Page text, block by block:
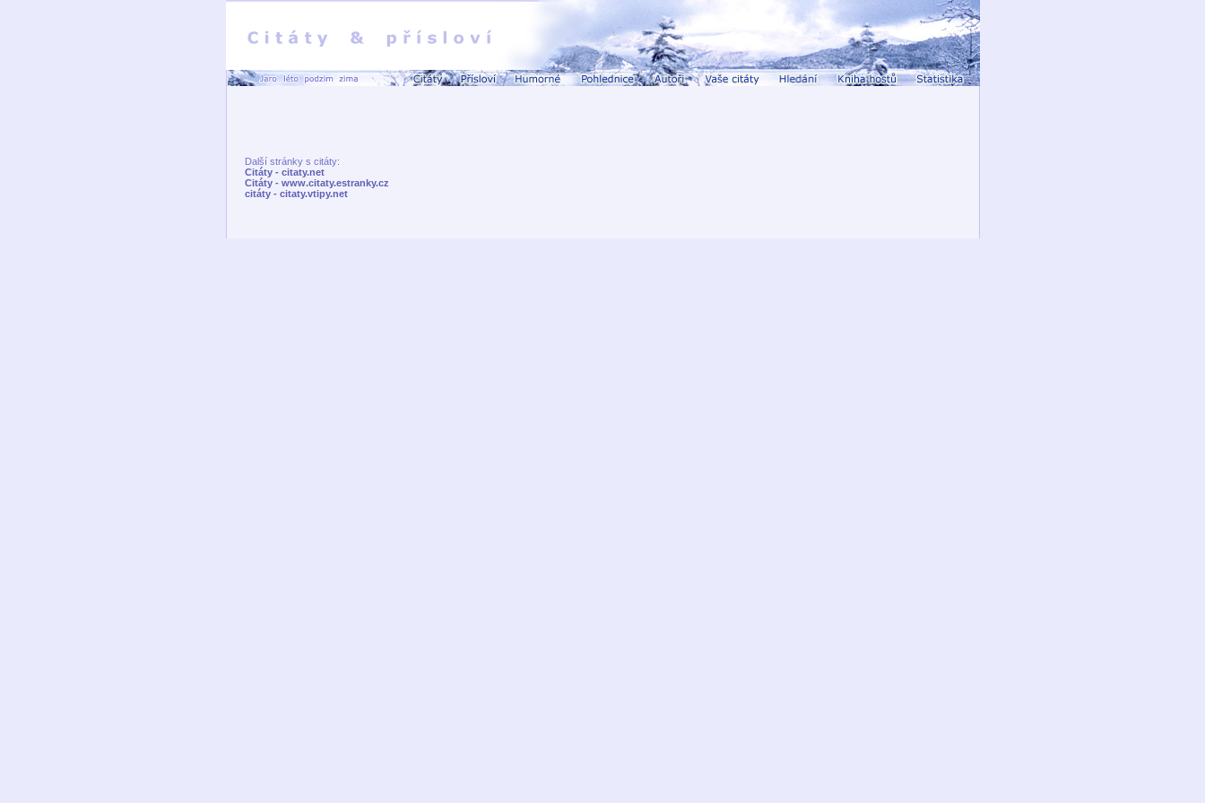
Další stránky s citáty:
Citáty - citaty.net
Citáty - www.citaty.estranky.cz
citáty - citaty.vtipy.net